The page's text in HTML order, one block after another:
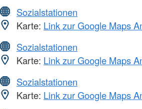
Sozialstationen
Karte: Link zur Google Maps
Sozialstationen
Karte: Link zur Google Maps
Sozialstationen
Karte: Link zur Google Maps